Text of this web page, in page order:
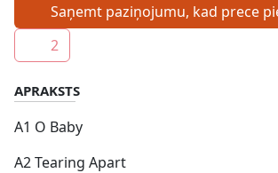
Saņemt paziņojumu, kad prece
2
APRAKSTS
A1 O Baby
A2 Tearing Apart